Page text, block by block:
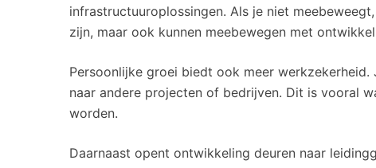
infrastructuuroplossingen. Als je niet
zijn, maar ook kunnen meebewegen met
Persoonlijke groei biedt ook meer
naar andere projecten of bedrijven. Dit is vooral
worden.
Daarnaast opent ontwikkeling deuren naar